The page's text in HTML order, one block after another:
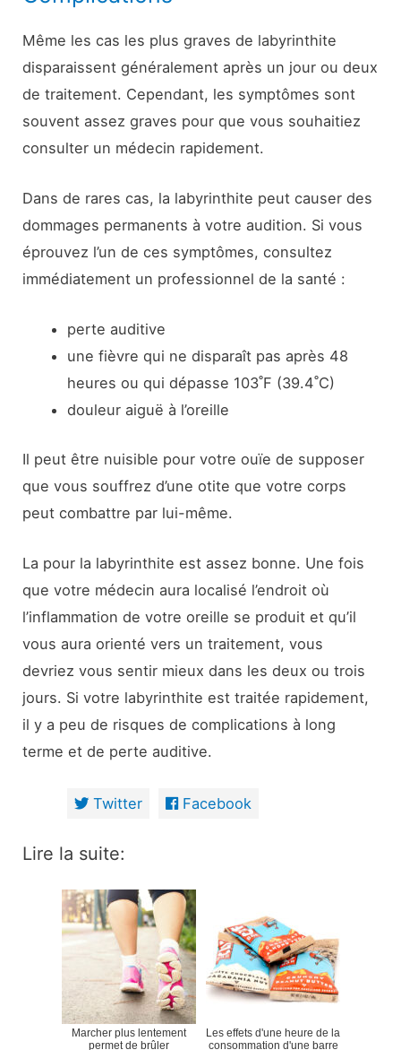
Même les cas les plus graves de labyrinthite
disparaissent généralement après un jour ou deux
de traitement. Cependant, les symptômes sont
souvent assez graves pour que vous souhaitiez
consulter un médecin rapidement.
Dans de rares cas, la labyrinthite peut causer des
dommages permanents à votre audition. Si vous
éprouvez l’un de ces symptômes, consultez
immédiatement un professionnel de la santé :
perte auditive
une fièvre qui ne disparaît pas après 48
heures ou qui dépasse 103˚F (39.4˚C)
douleur aiguë à l’oreille
Il peut être nuisible pour votre ouïe de supposer
que vous souffrez d’une otite que votre corps
peut combattre par lui-même.
La pour la labyrinthite est assez bonne. Une fois
que votre médecin aura localisé l’endroit où
l’inflammation de votre oreille se produit et qu’il
vous aura orienté vers un traitement, vous
devriez vous sentir mieux dans les deux ou trois
jours. Si votre labyrinthite est traitée rapidement,
il y a peu de risques de complications à long
terme et de perte auditive.
Twitter Facebook
Lire la suite:
Marcher plus lentement
permet de brûler
Les effets d'une heure de la
consommation d'une barre